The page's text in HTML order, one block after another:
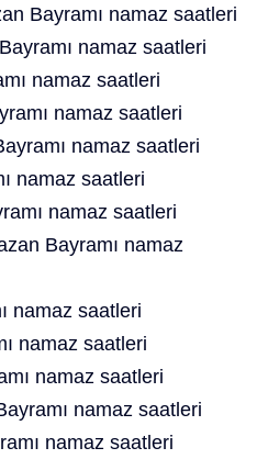
Bayramı namaz saatleri
namaz saatleri
namaz saatleri
namaz saatleri
namaz saatleri
namaz saatleri
namaz saatleri
Bayramı namaz
namaz saatleri
namaz saatleri
namaz saatleri
namaz saatleri
namaz saatleri